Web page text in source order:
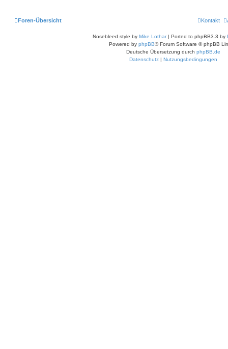
Foren-Übersicht Kontakt
Nosebleed style by Mike Lothar| Ported to phpBB3.3 by
Powered by phpBB® Forum Software © phpBB
Deutsche Übersetzung durch phpBB.de
Datenschutz | Nutzungsbedingungen